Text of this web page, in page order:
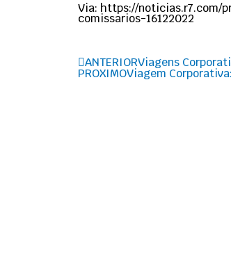
Via: https://
comissarios-16122022
Prev
ANTERIORViagens
PROXIMOViagem